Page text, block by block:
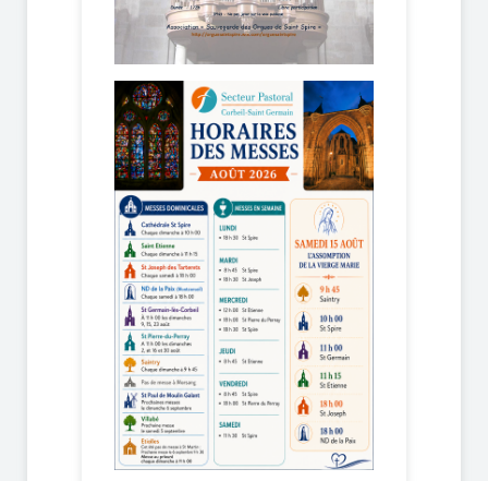
8 mars 2026
1er mars 2026
22 février 2026
15 février 2026
8 février 2026
1er février 2026
25 janvier 2026
18 janvier 2026
11 janvier 2026
4 janvier 2026
28 décembre 2025
21 décembre 2025
14 décembre 2025
7 décembre 2025
30 novembre 2025
23 novembre 2025
16 novembre 2025
9 novembre 2025
2 novembre 2025